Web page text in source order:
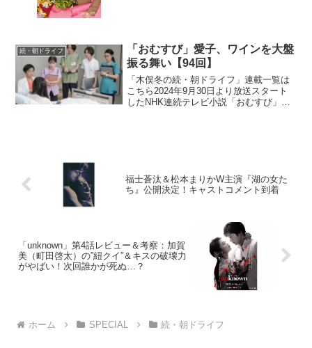
続・朝ドライフ
「おむすび」愛子、ワインを大盤
振る舞い【94回】
「木俣冬の続・朝ドライフ」連載一覧は
こちら2024年9月30日より放送スタート
したNHK連続テレビ小説「おむすび」。
福士蒼汰＆松本まりかW主演『湖の女た
ち』公開決定！キャストコメント到着
「unknown」第4話レビュー＆考察：加賀
美（町田啓太）の”紐クイ”＆キスの破壊力
がやばい！次回誰かが死ぬ…？
ホーム SPECIAL 続・朝ドライフ